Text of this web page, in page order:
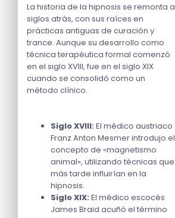
La historia de la hipnosis se remonta a
siglos atrás, con sus raíces en
prácticas antiguas de curación y
trance. Aunque su desarrollo como
técnica terapéutica formal comenzó
en el siglo XVIII, fue en el siglo XIX
cuando se consolidó como un
método clínico.
Siglo XVIII: El médico austriaco
Franz Anton Mesmer introdujo el
concepto de «magnetismo
animal», utilizando técnicas que
más tarde influirían en la
hipnosis.
Siglo XIX: El médico escocés
James Braid acuñó el término